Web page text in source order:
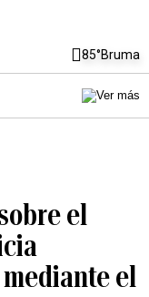
85°Bruma
el
el